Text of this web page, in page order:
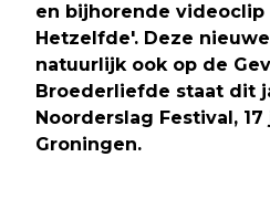
en bijhorende videoclip
Hetzelfde'. Deze
natuurlijk ook op de
Broederliefde staat dit
Noorderslag Festival,
Groningen.